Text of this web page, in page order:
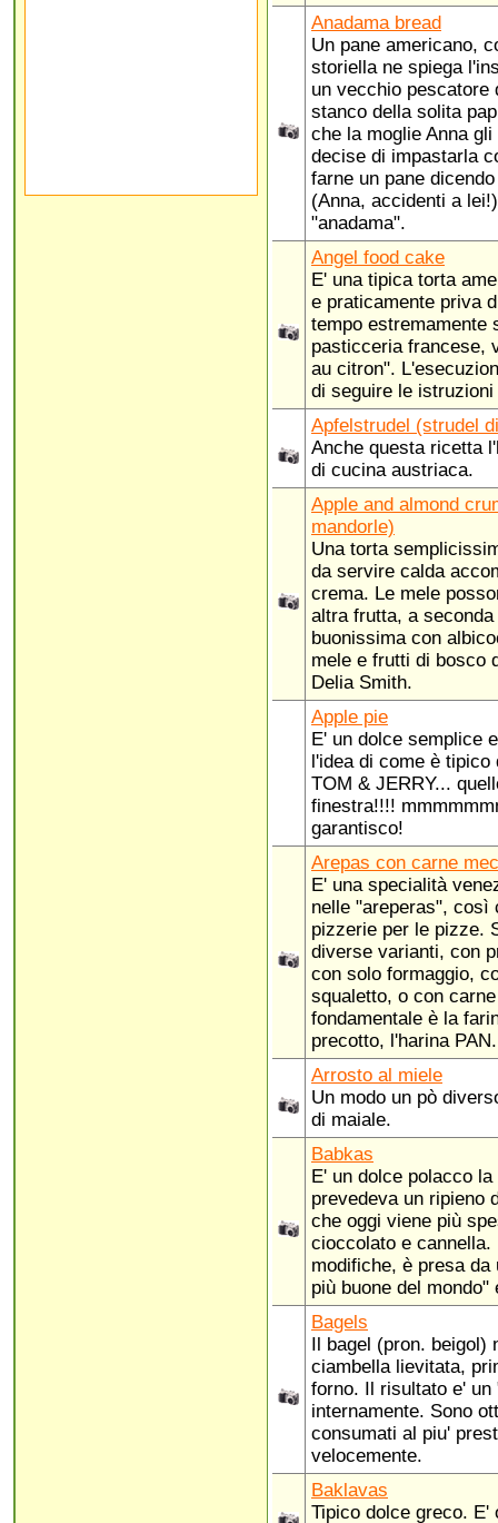
Anadama bread
Un pane americano,
storiella ne spiega
un vecchio pescatore
stanco della solita
che la moglie Anna
decise di impastarla
farne un pane
(Anna, accidenti a
"anadama".
Angel food cake
E' una tipica torta
e praticamente priva
tempo estremamente
pasticceria francese,
au citron".
di seguire le
Apfelstrudel (strudel
Anche questa ricetta
di cucina austriaca.
Apple and almond
mandorle)
Una torta
da servire calda
crema. Le mele
altra frutta, a
buonissima con
mele e frutti di bosco
Delia Smith.
Apple pie
E' un dolce semplice
l'idea di come è tipico
TOM & JERRY...
finestra!!!!
garantisco!
Arepas con carne
E' una specialità
nelle "areperas", così
pizzerie per le pizze.
diverse varianti, con
con solo formaggio,
squaletto, o con
fondamentale è la
precotto, l'harina PAN.
Arrosto al miele
Un modo un pò
di maiale.
Babkas
E' un dolce polacco
prevedeva un ripieno
che oggi viene più
cioccolato e
modifiche, è presa
più buone del
Bagels
Il bagel (pron. beigol)
ciambella lievitata,
forno. Il risultato e'
internamente. Sono
consumati al piu'
velocemente.
Baklavas
Tipico dolce greco. E'